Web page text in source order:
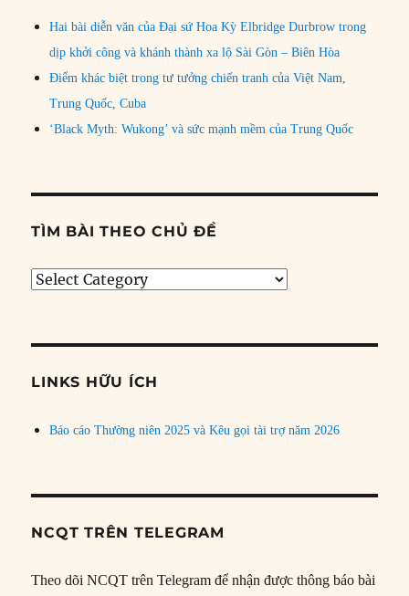
Hai bài diễn văn của Đại sứ Hoa Kỳ Elbridge Durbrow trong
dịp khởi công và khánh thành xa lộ Sài Gòn – Biên Hòa
Điểm khác biệt trong tư tưởng chiến tranh của Việt Nam,
Trung Quốc, Cuba
‘Black Myth: Wukong’ và sức mạnh mềm của Trung Quốc
TÌM BÀI THEO CHỦ ĐỀ
Tìm
đề
LINKS HỮU ÍCH
Báo cáo Thường niên 2025 và Kêu gọi tài trợ năm 2026
NCQT TRÊN TELEGRAM
Theo dõi NCQT trên Telegram để nhận được thông báo bài